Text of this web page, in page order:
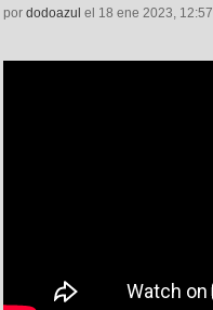
por dodoazul el 18 ene 2023, 12:57